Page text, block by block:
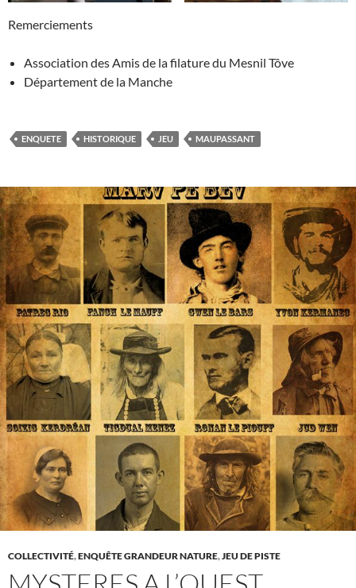
Remerciements
Association des Amis de la filature du Mesnil Tôve
Département de la Manche
ENQUETE HISTORIQUE JEU MAUPASSANT
COLLECTIVITÉ,ENQUÊTE GRANDEUR NATURE,JEU DE PISTE